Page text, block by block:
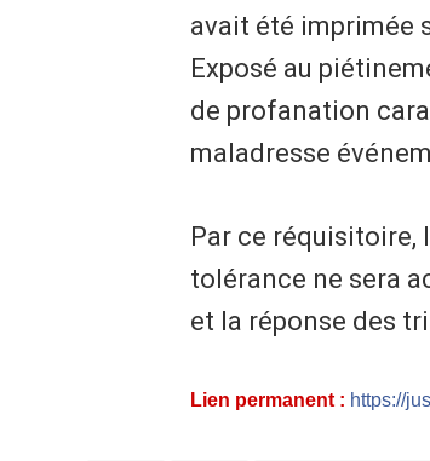
avait été imprimée
Exposé au
de profanation
maladresse
Par ce réquisitoire,
tolérance ne sera
et la réponse des
Lien permanent : https://